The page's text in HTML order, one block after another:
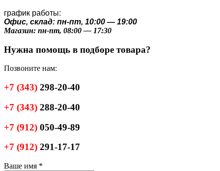
график работы:
Офис, склад: пн-пт, 10:00 — 19:00
Магазин: пн-пт, 08:00 — 17:30
Нужна помощь в подборе товара?
Позвоните нам:
+7 (343) 298-20-40
+7 (343) 288-20-40
+7 (912) 050-49-89
+7 (912) 291-17-17
Ваше имя *